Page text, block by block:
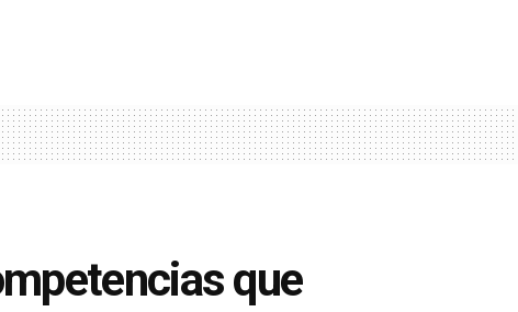
que